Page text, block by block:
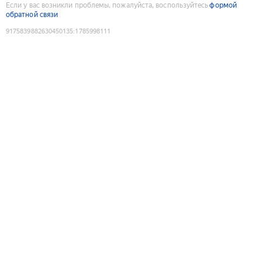
Если у вас возникли проблемы, пожалуйста, воспользуйтесьформой
обратной связи
9175839882630450135:1785998111